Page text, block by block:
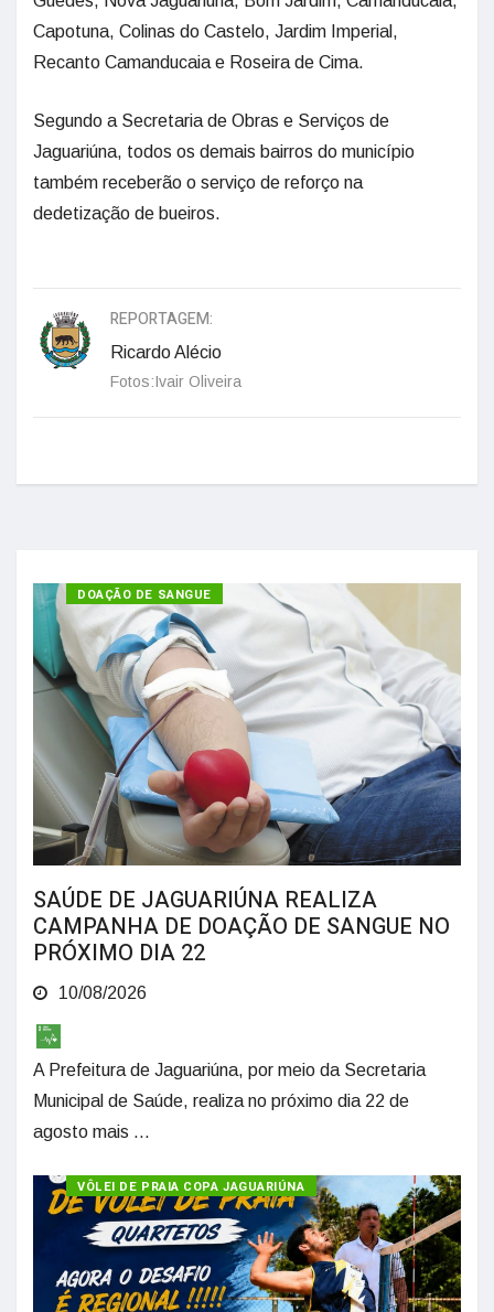
Capotuna, Colinas do Castelo, Jardim Imperial,
Recanto Camanducaia e Roseira de Cima.
Segundo a Secretaria de Obras e Serviços de
Jaguariúna, todos os demais bairros do município
também receberão o serviço de reforço na
dedetização de bueiros.
REPORTAGEM:
Ricardo Alécio
Fotos:Ivair Oliveira
SAÚDE
DOAÇÃO DE SANGUE
SAÚDE DE JAGUARIÚNA REALIZA
CAMPANHA DE DOAÇÃO DE SANGUE NO
PRÓXIMO DIA 22
10/08/2026
A Prefeitura de Jaguariúna, por meio da Secretaria
Municipal de Saúde, realiza no próximo dia 22 de
agosto mais ...
VÔLEI DE PRAIA COPA JAGUARIÚNA